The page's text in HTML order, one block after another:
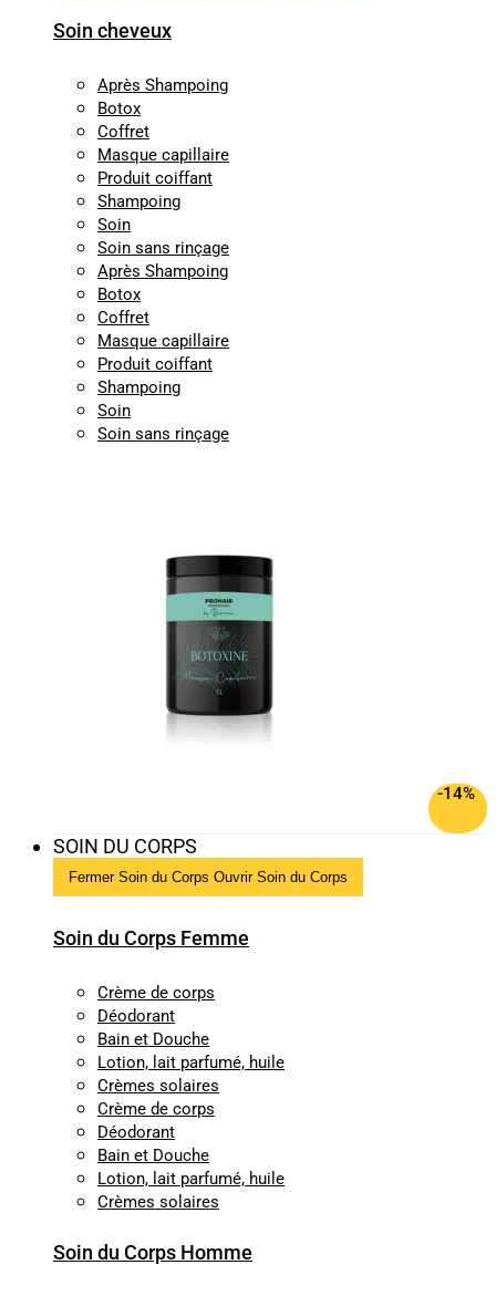
Soin cheveux
Après Shampoing
Botox
Coffret
Masque capillaire
Produit coiffant
Shampoing
Soin
Soin sans rinçage
Après Shampoing
Botox
Coffret
Masque capillaire
Produit coiffant
Shampoing
Soin
Soin sans rinçage
-14%
SOIN DU CORPS
Fermer Soin du Corps Ouvrir Soin du Corps
Soin du Corps Femme
Crème de corps
Déodorant
Bain et Douche
Lotion, lait parfumé, huile
Crèmes solaires
Crème de corps
Déodorant
Bain et Douche
Lotion, lait parfumé, huile
Crèmes solaires
Soin du Corps Homme